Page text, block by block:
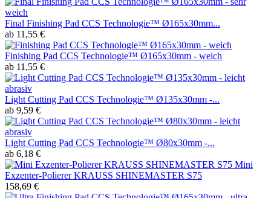
Final Finishing Pad CCS Technologie™ Ø165x30mm...
ab 11,55 €
Finishing Pad CCS Technologie™ Ø165x30mm - weich
ab 11,55 €
Light Cutting Pad CCS Technologie™ Ø135x30mm -...
ab 9,59 €
Light Cutting Pad CCS Technologie™ Ø80x30mm -...
ab 6,18 €
Mini
Exzenter-Polierer KRAUSS SHINEMASTER S75
158,69 €